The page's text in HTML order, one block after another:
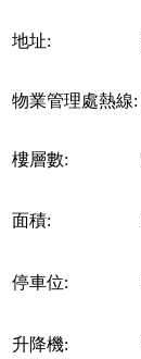
地址:
物業管理處熱線:
樓層數:
面積:
停車位:
升降機: